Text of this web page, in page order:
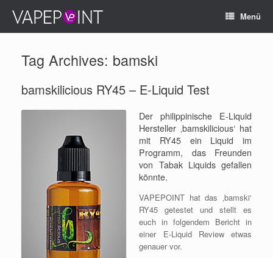
Menü
Tag Archives: bamski
bamskilicious RY45 – E-Liquid Test
Der philippinische E-Liquid
Hersteller ‚bamskilicious‘ hat
mit RY45 ein Liquid im
Programm, das Freunden
von Tabak Liquids gefallen
könnte.
VAPEPOINT hat das ‚bamski‘
RY45 getestet und stellt es
euch in folgendem Bericht in
einer E-Liquid Review etwas
genauer vor.